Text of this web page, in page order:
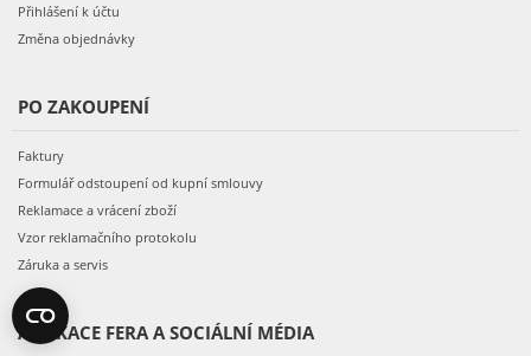
Přihlášení k účtu
Změna objednávky
PO ZAKOUPENÍ
Faktury
Formulář odstoupení od kupní smlouvy
Reklamace a vrácení zboží
Vzor reklamačního protokolu
Záruka a servis
APLIKACE FERA A SOCIÁLNÍ MÉDIA